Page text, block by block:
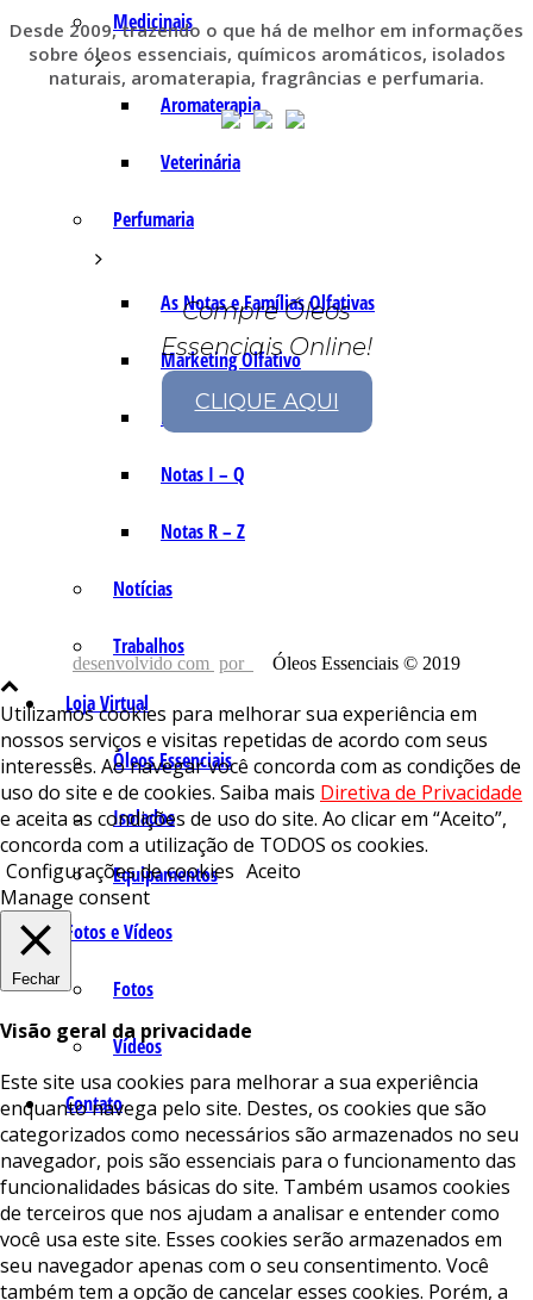
Medicinais
Aromaterapia
Veterinária
Perfumaria
As Notas e Famílias Olfativas
Marketing Olfativo
Notas A – H
Notas I – Q
Notas R – Z
Notícias
Trabalhos
Loja Virtual
Óleos Essenciais
Isolados
Equipamentos
Fotos e Vídeos
Fotos
Vídeos
Contato
Desde 2009, trazendo o que há de melhor em informações
sobre óleos essenciais, químicos aromáticos, isolados
naturais, aromaterapia, fragrâncias e perfumaria.
Compre Óleos
Essenciais Online!
CLIQUE AQUI
desenvolvido com por Óleos Essenciais © 2019
Utilizamos cookies para melhorar sua experiência em
nossos serviços e visitas repetidas de acordo com seus
interesses. Ao navegar você concorda com as condições de
uso do site e de cookies. Saiba mais Diretiva de Privacidade
e aceita as condições de uso do site. Ao clicar em “Aceito”,
concorda com a utilização de TODOS os cookies.
Configurações de cookies Aceito
Manage consent
Fechar
Visão geral da privacidade
Este site usa cookies para melhorar a sua experiência
enquanto navega pelo site. Destes, os cookies que são
categorizados como necessários são armazenados no seu
navegador, pois são essenciais para o funcionamento das
funcionalidades básicas do site. Também usamos cookies
de terceiros que nos ajudam a analisar e entender como
você usa este site. Esses cookies serão armazenados em
seu navegador apenas com o seu consentimento. Você
também tem a opção de cancelar esses cookies. Porém, a